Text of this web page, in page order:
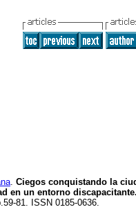
. Ciegos conquistando la
en un entorno discapacitante.
81. ISSN 0185-0636.